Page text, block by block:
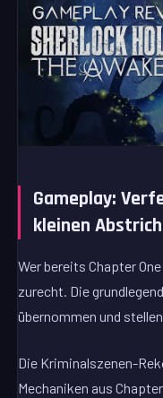
Gameplay:
kleinen
Wer bereits Chapter
zurecht. Die
übernommen und
Die Kriminalszenen-
Mechaniken aus